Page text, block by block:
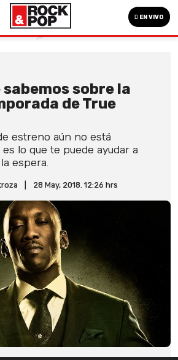
EN VIVO
sabemos sobre la
de True
estreno aún no está
lo que te puede ayudar a
espera.
28 May, 2018. 12:26 hrs